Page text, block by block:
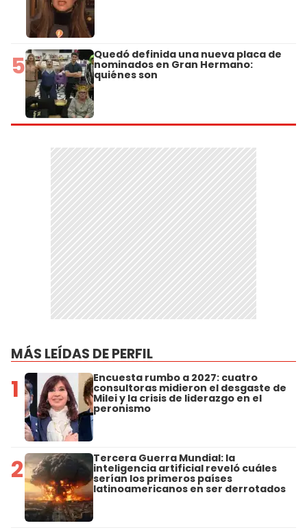
5 Quedó definida una nueva placa de
nominados en Gran Hermano:
quiénes son
MÁS LEÍDAS DE PERFIL
1 Encuesta rumbo a 2027: cuatro
consultoras midieron el desgaste de
Milei y la crisis de liderazgo en el
peronismo
2 Tercera Guerra Mundial: la
inteligencia artificial reveló cuáles
serían los primeros países
latinoamericanos en ser derrotados